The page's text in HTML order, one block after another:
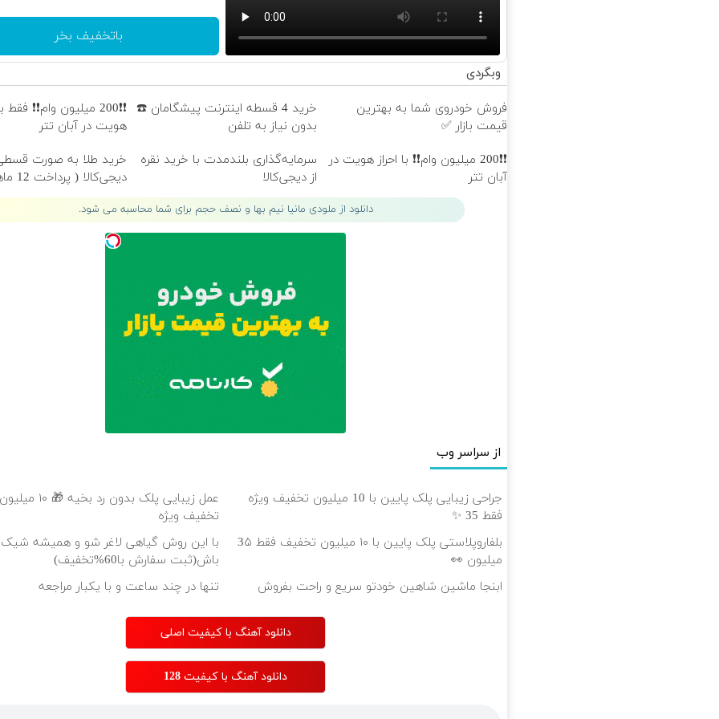
باتخفیف بخر
وبگردی
فروش خودروی شما به بهترین
قیمت بازار ✅
خرید 4 قسطه اینترنت پیشگامان ☎️
بدون نیاز به تلفن
❗❗200 میلیون وام❗❗ فقط
هویت در آبان تتر
❗❗200 میلیون وام❗❗ با احراز هویت در
آبان تتر
سرمایه‌گذاری بلندمدت با خرید نقره
از دیجی‌کالا
خرید طلا به صورت
دیجی‌کالا ( پرداخت 12 ماهه )
دانلود از ملودی مانیا نیم بها و نصف حجم برای شما محاسبه می شود.
از سراسر وب
جراحی زیبایی پلک پایین با 10 میلیون تخفیف ویژه
فقط 35 ✨
عمل زیبایی پلک بدون
تخفیف ویژه
بلفاروپلاستی پلک پایین با ۱۰ میلیون تخفیف فقط 3۵
میلیون 👀
با این روش گیاهی لاغر شو و همیشه
باش(ثبت سفارش با60%تخفیف)
ابنجا ماشین شاهین خودتو سریع و راحت بفروش
تنها در چند ساعت و با یکبار مراجعه
دانلود آهنگ با کیفیت اصلی
دانلود آهنگ با کیفیت 128